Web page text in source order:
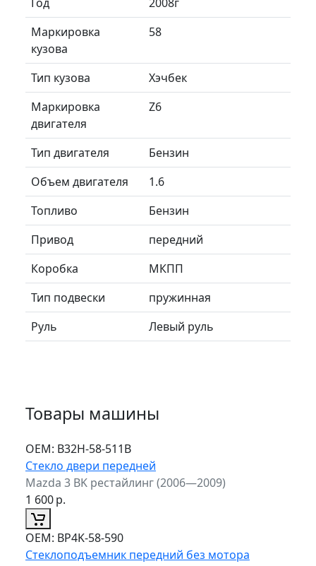
Маркировка
кузова
58
Тип кузова
Хэчбек
Маркировка
двигателя
Z6
Тип двигателя
Бензин
Объем двигателя
1.6
Топливо
Бензин
Привод
передний
Коробка
МКПП
Тип подвески
пружинная
Руль
Левый руль
Товары машины
ОЕМ: B32H-58-511B
Стекло двери передней
Mazda 3 BK рестайлинг (2006—2009)
1 600р.
ОЕМ: BP4K-58-590
Стеклоподъемник передний без мотора